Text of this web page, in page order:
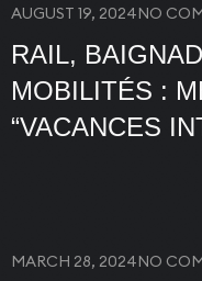
AUGUST 19, 2024NO
RAIL,
MOBILITÉS :
“VACANCES
MARCH 28, 2024NO